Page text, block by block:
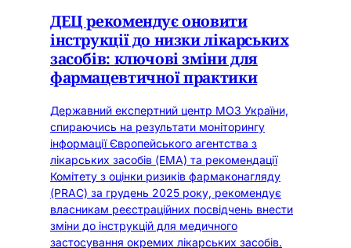
ДЕЦ рекомендує оновити
інструкції до низки лікарських
засобів: ключові зміни для
фармацевтичної практики
Державний експертний центр МОЗ України,
спираючись на результати моніторингу
інформації Європейського агентства з
лікарських засобів (EMA) та рекомендації
Комітету з оцінки ризиків фармаконагляду
(PRAC) за грудень 2025 року, рекомендує
власникам реєстраційних посвідчень внести
зміни до інструкцій для медичного
застосування окремих лікарських засобів.